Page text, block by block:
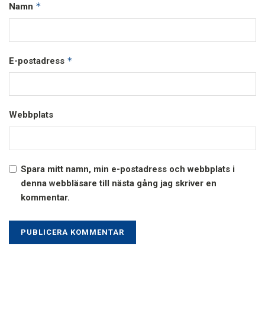
Namn *
E-postadress *
Webbplats
Spara mitt namn, min e-postadress och webbplats i
denna webbläsare till nästa gång jag skriver en
kommentar.